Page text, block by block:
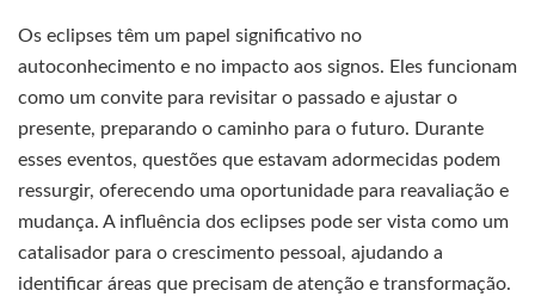
Os eclipses têm um papel significativo no
autoconhecimento e no impacto aos signos. Eles funcionam
como um convite para revisitar o passado e ajustar o
presente, preparando o caminho para o futuro. Durante
esses eventos, questões que estavam adormecidas podem
ressurgir, oferecendo uma oportunidade para reavaliação e
mudança. A influência dos eclipses pode ser vista como um
catalisador para o crescimento pessoal, ajudando a
identificar áreas que precisam de atenção e transformação.